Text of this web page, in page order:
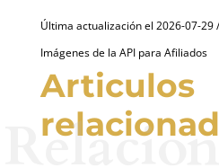
Última actualización el 2026-07-29
Imágenes de la API para Afiliados
Articulos